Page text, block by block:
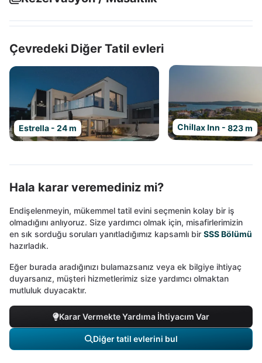
Çevredeki Diğer Tatil evleri
Estrella - 24 m Chillax Inn - 823 m
Hala karar veremediniz mi?
Endişelenmeyin, mükemmel tatil evini seçmenin kolay bir iş
olmadığını anlıyoruz. Size yardımcı olmak için, misafirlerimizin
en sık sorduğu soruları yanıtladığımız kapsamlı bir SSS Bölümü
hazırladık.
Eğer burada aradığınızı bulamazsanız veya ek bilgiye ihtiyaç
duyarsanız, müşteri hizmetlerimiz size yardımcı olmaktan
mutluluk duyacaktır.
Karar Vermekte Yardıma İhtiyacım Var
Diğer tatil evlerini bul